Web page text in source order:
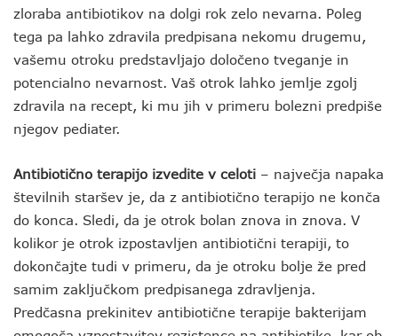
zloraba antibiotikov na dolgi rok zelo nevarna. Poleg
tega pa lahko zdravila predpisana nekomu drugemu,
vašemu otroku predstavljajo določeno tveganje in
potencialno nevarnost. Vaš otrok lahko jemlje zgolj
zdravila na recept, ki mu jih v primeru bolezni predpiše
njegov pediater.
Antibiotično terapijo izvedite v celoti – največja napaka
številnih staršev je, da z antibiotično terapijo ne konča
do konca. Sledi, da je otrok bolan znova in znova. V
kolikor je otrok izpostavljen antibiotični terapiji, to
dokončajte tudi v primeru, da je otroku bolje že pred
samim zaključkom predpisanega zdravljenja.
Predčasna prekinitev antibiotične terapije bakterijam